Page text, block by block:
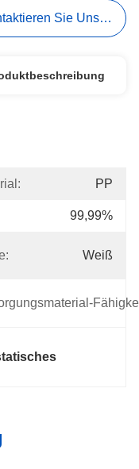
Sie Uns Jetzt
PP
99,99%
Weiß